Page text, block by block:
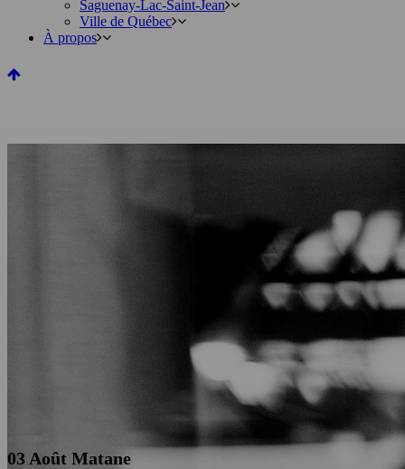
Saguenay-Lac-Saint-Jean
Ville de Québec
À propos
03 Août Matane